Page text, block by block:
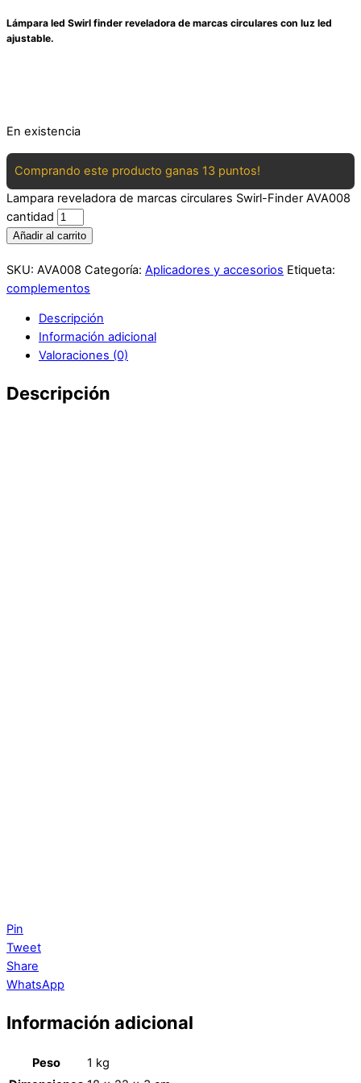
Lámpara led Swirl finder reveladora de marcas circulares con luz led
ajustable.
En existencia
Comprando este producto ganas 13 puntos!
Lampara reveladora de marcas circulares Swirl-Finder AVA008
cantidad
Añadir al carrito
SKU: AVA008 Categoría: Aplicadores y accesorios Etiqueta:
complementos
Descripción
Información adicional
Valoraciones (0)
Descripción
Pin
Tweet
Share
WhatsApp
Información adicional
Peso
1 kg